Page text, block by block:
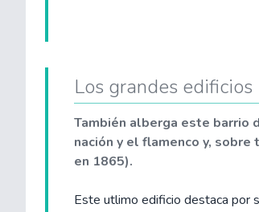
Los grandes
También alberga este barrio
nación y el flamenco y,
en 1865).
Este utlimo edificio destaca por